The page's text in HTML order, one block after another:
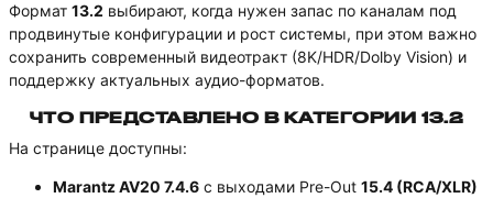
Формат 13.2 выбирают, когда нужен запас по каналам под
продвинутые конфигурации и рост системы, при этом важно
сохранить современный видеотракт (8K/HDR/Dolby Vision) и
поддержку актуальных аудио-форматов.
ЧТО ПРЕДСТАВЛЕНО В КАТЕГОРИИ 13.2
На странице доступны:
Marantz AV20 7.4.6 с выходами Pre-Out 15.4 (RCA/XLR)